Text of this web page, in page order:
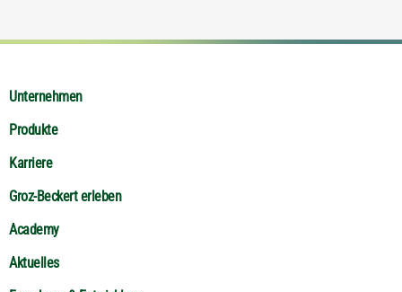
Unternehmen
Produkte
Karriere
Groz-Beckert erleben
Academy
Aktuelles